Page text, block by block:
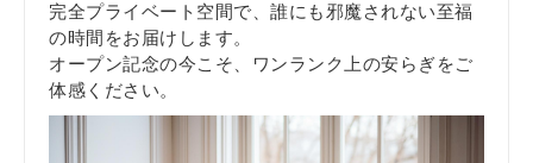
完全プライベート空間で、誰にも邪魔されない至福
の時間をお届けします。
オープン記念の今こそ、ワンランク上の安らぎをご
体感ください。